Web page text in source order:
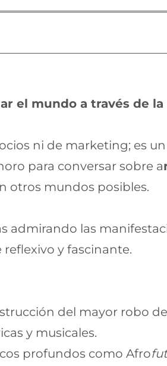
el mundo a través de la
ni de marketing; es
para conversar sobre a
otros mundos posibles.
admirando las
y fascinante.
del mayor robo
y musicales.
profundos como Afro